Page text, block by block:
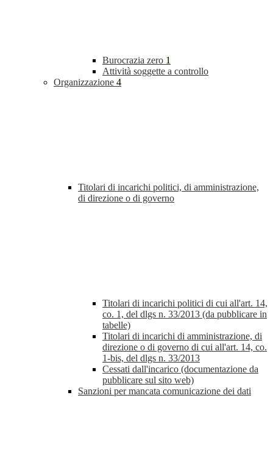
Burocrazia zero 1
Attività soggette a controllo
Organizzazione 4
Titolari di incarichi politici, di amministrazione,
di direzione o di governo
Titolari di incarichi politici di cui all'art. 14,
co. 1, del dlgs n. 33/2013 (da pubblicare in
tabelle)
Titolari di incarichi di amministrazione, di
direzione o di governo di cui all'art. 14, co.
1-bis, del dlgs n. 33/2013
Cessati dall'incarico (documentazione da
pubblicare sul sito web)
Sanzioni per mancata comunicazione dei dati